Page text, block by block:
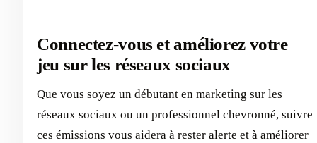
Connectez-vous et améliorez votre
jeu sur les réseaux sociaux
Que vous soyez un débutant en marketing sur les
réseaux sociaux ou un professionnel chevronné, suivre
ces émissions vous aidera à rester alerte et à améliorer